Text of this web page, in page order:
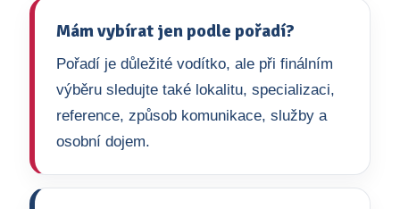
Mám vybírat jen podle pořadí?
Pořadí je důležité vodítko, ale při finálním
výběru sledujte také lokalitu, specializaci,
reference, způsob komunikace, služby a
osobní dojem.